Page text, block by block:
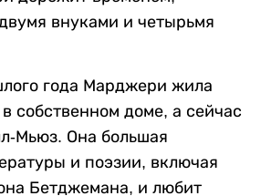
внуками и четырьмя
года Марджери жила
собственном доме, а сейчас
Мьюз. Она большая
и поэзии, включая
Бетджемана, и любит